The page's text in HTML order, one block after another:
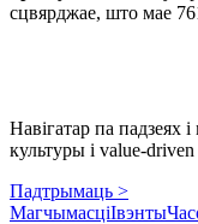
сцвярджае, што мае
Навігатар па падзеях
культуры і value-
Падтрымаць >
МагчымасціІвэнты